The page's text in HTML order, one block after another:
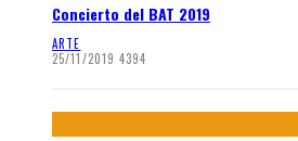
Concierto del BAT 2019
ARTE
25/11/2019 4394